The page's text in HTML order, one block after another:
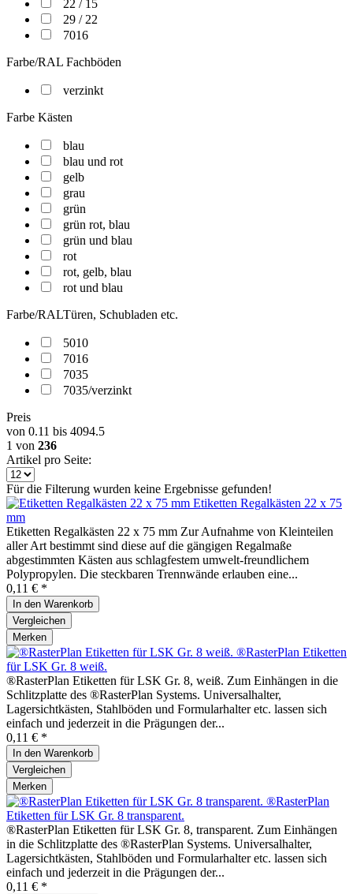
22 / 15
29 / 22
7016
Farbe/RAL Fachböden
verzinkt
Farbe Kästen
blau
blau und rot
gelb
grau
grün
grün rot, blau
grün und blau
rot
rot, gelb, blau
rot und blau
Farbe/RALTüren, Schubladen etc.
5010
7016
7035
7035/verzinkt
Preis
von 0.11 bis 4094.5
1 von 236
Artikel pro Seite:
Für die Filterung wurden keine Ergebnisse gefunden!
Etiketten Regalkästen 22 x 75
mm
Etiketten Regalkästen 22 x 75 mm Zur Aufnahme von Kleinteilen
aller Art bestimmt sind diese auf die gängigen Regalmaße
abgestimmten Kästen aus schlagfestem umwelt-freundlichem
Polypropylen. Die steckbaren Trennwände erlauben eine...
0,11 € *
In den Warenkorb
Vergleichen
Merken
®RasterPlan Etiketten
für LSK Gr. 8 weiß.
®RasterPlan Etiketten für LSK Gr. 8, weiß. Zum Einhängen in die
Schlitzplatte des ®RasterPlan Systems. Universalhalter,
Lagersichtkästen, Stahlböden und Formularhalter etc. lassen sich
einfach und jederzeit in die Prägungen der...
0,11 € *
In den Warenkorb
Vergleichen
Merken
®RasterPlan
Etiketten für LSK Gr. 8 transparent.
®RasterPlan Etiketten für LSK Gr. 8, transparent. Zum Einhängen
in die Schlitzplatte des ®RasterPlan Systems. Universalhalter,
Lagersichtkästen, Stahlböden und Formularhalter etc. lassen sich
einfach und jederzeit in die Prägungen der...
0,11 € *